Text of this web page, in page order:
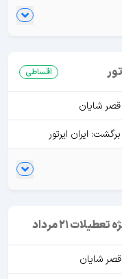
اقساطی
قصر شایان
برگشت: ایران ایرتور
قصر شایان